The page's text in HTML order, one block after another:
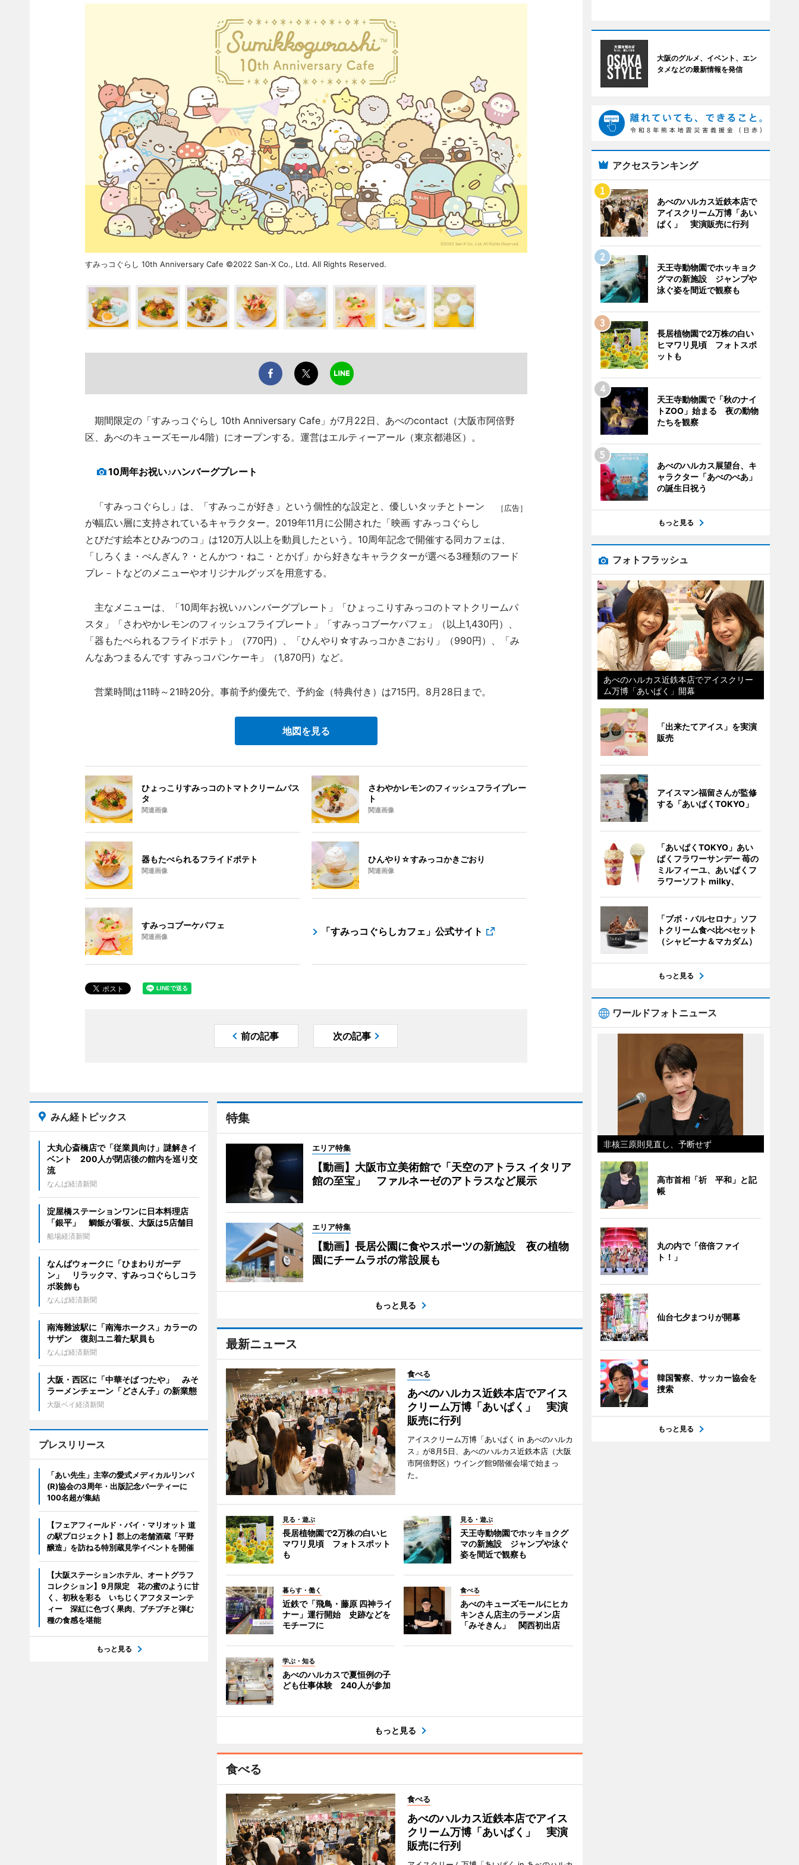
すみっコぐらし 10th Anniversary Cafe ©2022 San-X Co., Ltd. All Rights Reserved.
期間限定の「すみっコぐらし 10th Anniversary Cafe」が7月22日、あべのcontact（大阪市阿倍野
区、あべのキューズモール4階）にオープンする。運営はエルティーアール（東京都港区）。
10周年お祝い♪ハンバーグプレート
［広告］
「すみっコぐらし」は、「すみっこが好き」という個性的な設定と、優しいタッチとトーン
が幅広い層に支持されているキャラクター。2019年11月に公開された「映画 すみっコぐらし
とびだす絵本とひみつのコ」は120万人以上を動員したという。10周年記念で開催する同カフェは、
「しろくま・ぺんぎん？・とんかつ・ねこ・とかげ」から好きなキャラクターが選べる3種類のフード
プレ－トなどのメニューやオリジナルグッズを用意する。
主なメニューは、「10周年お祝い♪ハンバーグプレート」「ひょっこりすみっコのトマトクリームパ
スタ」「さわやかレモンのフィッシュフライプレート」「すみっコブーケパフェ」（以上1,430円）、
「器もたべられるフライドポテト」（770円）、「ひんやり☆すみっコかきごおり」（990円）、「み
んなあつまるんです すみっコパンケーキ」（1,870円）など。
営業時間は11時～21時20分。事前予約優先で、予約金（特典付き）は715円。8月28日まで。
地図を見る
ひょっこりすみっコのトマトクリームパス
タ
関連画像
さわやかレモンのフィッシュフライプレー
ト
関連画像
器もたべられるフライドポテト
関連画像
ひんやり☆すみっコかきごおり
関連画像
すみっコブーケパフェ
関連画像 「すみっコぐらしカフェ」公式サイト
前の記事 次の記事
特集
エリア特集
【動画】大阪市立美術館で「天空のアトラス イタリア
館の至宝」 ファルネーゼのアトラスなど展示
エリア特集
【動画】長居公園に食やスポーツの新施設 夜の植物
園にチームラボの常設展も
もっと見る
最新ニュース
食べる
あべのハルカス近鉄本店でアイス
クリーム万博「あいぱく」 実演
販売に行列
アイスクリーム万博「あいぱく in あべのハルカ
ス」が8月5日、あべのハルカス近鉄本店（大阪
市阿倍野区）ウイング館9階催会場で始まっ
た。
見る・遊ぶ
長居植物園で2万株の白いヒ
マワリ見頃 フォトスポット
も
見る・遊ぶ
天王寺動物園でホッキョクグ
マの新施設 ジャンプや泳ぐ
姿を間近で観察も
暮らす・働く
近鉄で「飛鳥・藤原 四神ライ
ナー」運行開始 史跡などを
モチーフに
食べる
あべのキューズモールにヒカ
キンさん店主のラーメン店
「みそきん」 関西初出店
学ぶ・知る
あべのハルカスで夏恒例の子
ども仕事体験 240人が参加
もっと見る
食べる
食べる
あべのハルカス近鉄本店でアイス
クリーム万博「あいぱく」 実演
販売に行列
みん経トピックス
大丸心斎橋店で「従業員向け」謎解きイ
ベント 200人が閉店後の館内を巡り交
流
なんば経済新聞
淀屋橋ステーションワンに日本料理店
「銀平」 鯛飯が看板、大阪は5店舗目
船場経済新聞
なんばウォークに「ひまわりガーデ
ン」 リラックマ、すみっコぐらしコラ
ボ装飾も
なんば経済新聞
南海難波駅に「南海ホークス」カラーの
サザン 復刻ユニ着た駅員も
なんば経済新聞
大阪・西区に「中華そば つたや」 みそ
ラーメンチェーン「どさん子」の新業態
大阪ベイ経済新聞
プレスリリース
「あい先生」主宰の愛式メディカルリンパ
(R)協会の3周年・出版記念パーティーに
100名超が集結
【フェアフィールド・バイ・マリオット 道
の駅プロジェクト】郡上の老舗酒蔵「平野
醸造」を訪ねる特別蔵見学イベントを開催
【大阪ステーションホテル、オートグラフ
コレクション】9月限定 花の蜜のように甘
く、初秋を彩る いちじくアフタヌーンテ
ィー 深紅に色づく果肉、プチプチと弾む
種の食感を堪能
もっと見る
大阪のグルメ、イベント、エン
タメなどの最新情報を発信
アクセスランキング
あべのハルカス近鉄本店で
アイスクリーム万博「あい
ぱく」 実演販売に行列
天王寺動物園でホッキョク
グマの新施設 ジャンプや
泳ぐ姿を間近で観察も
長居植物園で2万株の白い
ヒマワリ見頃 フォトスポ
ットも
天王寺動物園で「秋のナイ
トZOO」始まる 夜の動物
たちを観察
あべのハルカス展望台、キ
ャラクター「あべのべあ」
の誕生日祝う
もっと見る
フォトフラッシュ
あべのハルカス近鉄本店でアイスクリー
ム万博「あいぱく」開幕
「出来たてアイス」を実演
販売
アイスマン福留さんが監修
する「あいぱくTOKYO」
「あいぱくTOKYO」あい
ぱくフラワーサンデー 苺の
ミルフィーユ、あいぱくフ
ラワーソフト milky、
「ブボ・バルセロナ」ソフ
トクリーム食べ比べセット
（シャビーナ＆マカダム）
もっと見る
ワールドフォトニュース
非核三原則見直し、予断せず
高市首相「祈 平和」と記
帳
丸の内で「倍倍ファイ
ト！」
仙台七夕まつりが開幕
韓国警察、サッカー協会を
捜索
もっと見る